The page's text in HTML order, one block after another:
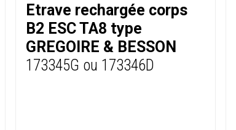
Etrave rechargée corps
B2 ESC TA8 type
GREGOIRE & BESSON
173345G ou 173346D